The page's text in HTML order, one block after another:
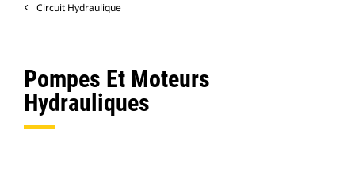
Circuit Hydraulique
Pompes Et Moteurs
Hydrauliques